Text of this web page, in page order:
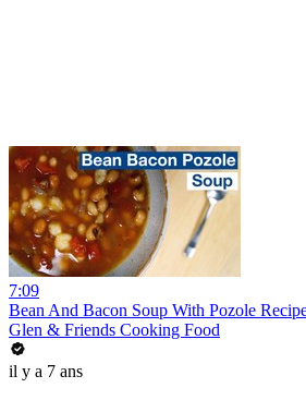
7:09
Bean And Bacon Soup With Pozole
Glen & Friends Cooking Food
il y a 7 ans